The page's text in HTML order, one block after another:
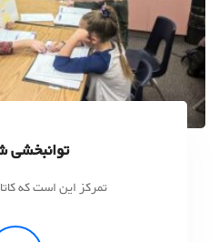
توانبخشی
تمرکز این است که